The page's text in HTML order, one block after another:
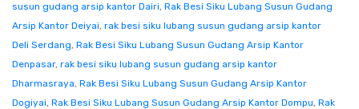
susun gudang arsip kantor Dairi, Rak Besi Siku Lubang Susun Gudang
Arsip Kantor Deiyai, rak besi siku lubang susun gudang arsip kantor
Deli Serdang, Rak Besi Siku Lubang Susun Gudang Arsip Kantor
Denpasar, rak besi siku lubang susun gudang arsip kantor
Dharmasraya, Rak Besi Siku Lubang Susun Gudang Arsip Kantor
Dogiyai, Rak Besi Siku Lubang Susun Gudang Arsip Kantor Dompu, Rak